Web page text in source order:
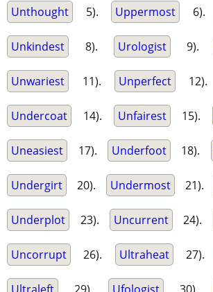
Unthought 5). Uppermost 6).
Unkindest 8). Urologist 9).
Unwariest 11). Unperfect 12).
Undercoat 14). Unfairest 15).
Uneasiest 17). Underfoot 18).
Undergirt 20). Undermost 21).
Underplot 23). Uncurrent 24).
Uncorrupt 26). Ultraheat 27).